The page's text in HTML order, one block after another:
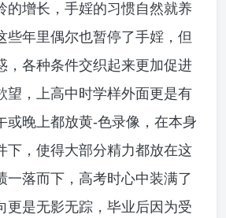
的增长，手婬的习惯自然就养
些年里偶尔也暂停了手婬，但
，各种条件交织起来更加促进
望，上高中时学样外面更是有
或晚上都放黄-色录像，在本身
下，使得大部分精力都放在这
一落而下，高考时心中装满了
更是无影无踪，毕业后因为受